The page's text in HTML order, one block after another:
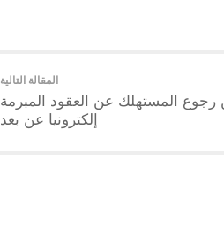
المقالة التالية
المستهلك عن العقود المبرمة
إلكترونيا عن بعد